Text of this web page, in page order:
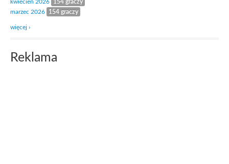
kwiecień 2026
154 graczy
marzec 2026
154 graczy
więcej ›
Reklama